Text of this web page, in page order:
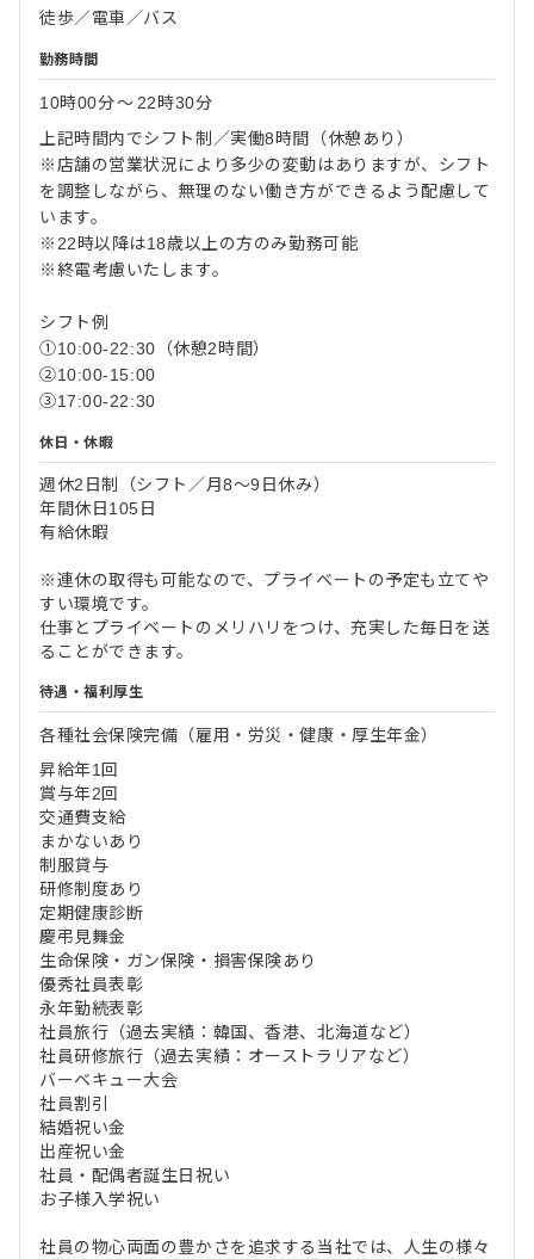
徒歩／電車／バス
勤務時間
10時00分〜 22時30分
上記時間内でシフト制／実働8時間（休憩あり）
※店舗の営業状況により多少の変動はありますが、シフト
を調整しながら、無理のない働き方ができるよう配慮して
います。
※22時以降は18歳以上の方のみ勤務可能
※終電考慮いたします。
シフト例
①10:00-22:30（休憩2時間）
②10:00-15:00
③17:00-22:30
休日・休暇
週休2日制（シフト／月8～9日休み）
年間休日105日
有給休暇
※連休の取得も可能なので、プライベートの予定も立てや
すい環境です。
仕事とプライベートのメリハリをつけ、充実した毎日を送
ることができます。
待遇・福利厚生
各種社会保険完備（雇用・労災・健康・厚生年金）
昇給年1回
賞与年2回
交通費支給
まかないあり
制服貸与
研修制度あり
定期健康診断
慶弔見舞金
生命保険・ガン保険・損害保険あり
優秀社員表彰
永年勤続表彰
社員旅行（過去実績：韓国、香港、北海道など）
社員研修旅行（過去実績：オーストラリアなど）
バーベキュー大会
社員割引
結婚祝い金
出産祝い金
社員・配偶者誕生日祝い
お子様入学祝い
社員の物心両面の豊かさを追求する当社では、人生の様々